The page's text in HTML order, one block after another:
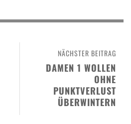
NÄCHSTER BEITRAG
DAMEN 1 WOLLEN
OHNE
PUNKTVERLUST
ÜBERWINTERN